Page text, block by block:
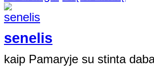
senelis
kaip Pamaryje su stinta